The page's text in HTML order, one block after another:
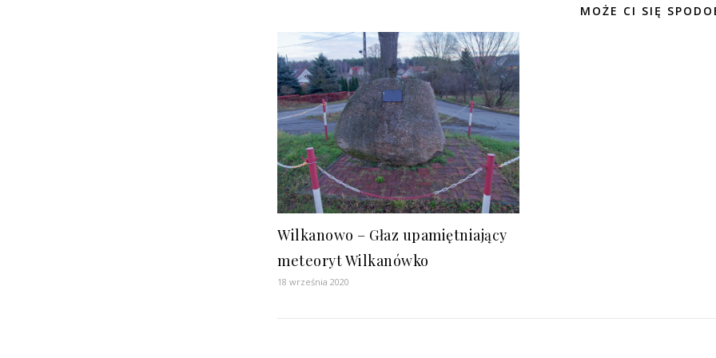
MOŻE CI SIĘ
Wilkanowo – Głaz upamiętniający
meteoryt Wilkanówko
18 września 2020